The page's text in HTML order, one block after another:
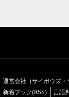
運営会社（サイボウズ・
新着ブック(RSS)
言語